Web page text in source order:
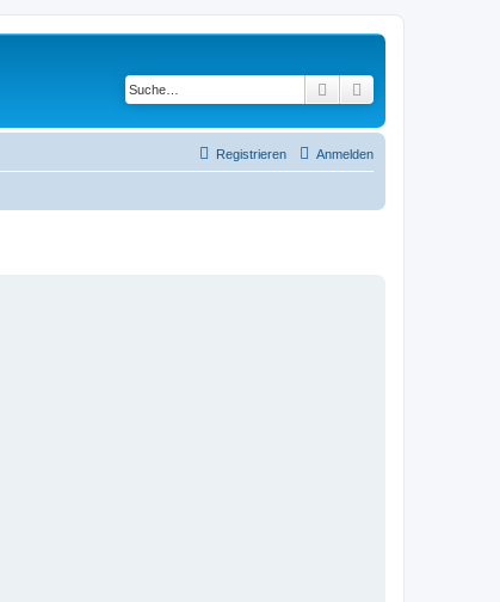
Suche
Anmelden
Registrieren